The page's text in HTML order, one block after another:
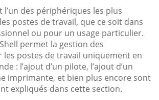
l’un des périphériques les plus
postes de travail, que ce soit dans
ou pour un usage particulier.
permet la gestion des
postes de travail uniquement en
: l’ajout d’un pilote, l’ajout d’un
imprimante, et bien plus encore sont
expliqués dans cette section.